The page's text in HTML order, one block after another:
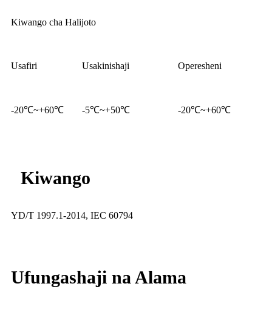
Kiwango cha Halijoto
Usafiri Usakinishaji Operesheni
-20℃~+60℃ -5℃~+50℃ -20℃~+60℃
Kiwango
YD/T 1997.1-2014, IEC 60794
Ufungashaji na Alama